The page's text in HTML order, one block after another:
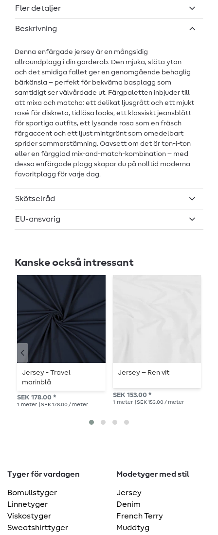
Fler detaljer
Beskrivning
Denna enfärgade jersey är en mångsidig
allroundplagg i din garderob. Den mjuka, släta ytan
och det smidiga fallet ger en genomgående behaglig
bärkänsla – perfekt för bekväma basplagg som
samtidigt ser välvårdade ut. Färgpaletten inbjuder till
att mixa och matcha: ett delikat ljusgrått och ett mjukt
rosé för diskreta, tidlösa looks, ett klassiskt jeansblått
för sportiga outfits, ett lysande rosa som en fräsch
färgaccent och ett ljust mintgrönt som omedelbart
sprider sommarstämning. Oavsett om det är ton-i-ton
eller en färgglad mix-and-match-kombination – med
dessa enfärgade plagg skapar du på nolltid moderna
favoritplagg för varje dag.
Skötselråd
EU-ansvarig
Kanske också intressant
Jersey - Travel
marinblå
SEK 178.00 *
1 meter | SEK 178.00 / meter
Jersey – Ren vit
SEK 153.00 *
1 meter | SEK 153.00 / meter
Tyger för vardagen
Bomullstyger
Linnetyger
Viskostyger
Sweatshirttyger
Modetyger med stil
Jersey
Denim
French Terry
Muddtyg